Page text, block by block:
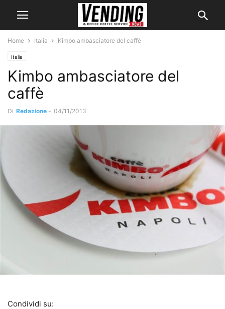
Home Italia Kimbo ambasciatore del caffè
Italia
Kimbo ambasciatore del
caffè
Di Redazione - 04/11/2013
Condividi su: